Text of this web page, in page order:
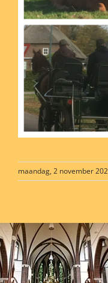
maandag, 2 november